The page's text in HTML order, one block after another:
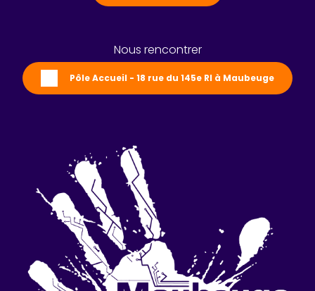
Nous rencontrer
Pôle Accueil - 18 rue du 145e RI à Maubeuge